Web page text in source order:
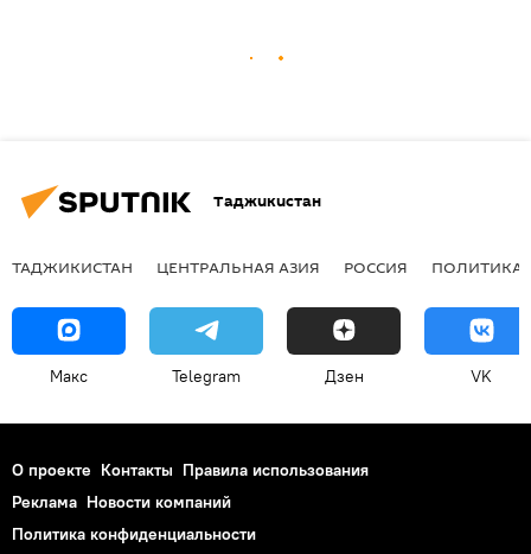
Таджикистан
ТАДЖИКИСТАН ЦЕНТРАЛЬНАЯ АЗИЯ РОССИЯ ПОЛИТИКА
Макс Telegram Дзен VK
О проекте Контакты Правила использования
Реклама Новости компаний
Политика конфиденциальности